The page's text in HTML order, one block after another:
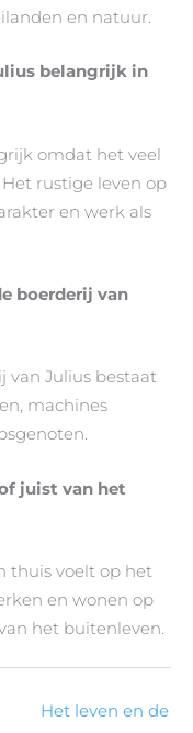
en natuur.
belangrijk in
omdat het veel
rustige leven op
en werk als
boerderij van
van Julius bestaat
machines
juist van het
thuis voelt op het
en wonen op
het buitenleven.
Het leven en de